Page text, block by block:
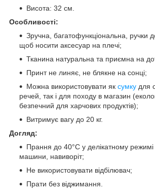
Висота: 32 см.
Особливості:
Зручна, багатофункціональна, ручки
щоб носити аксесуар на плечі;
Тканина натуральна та приємна на
Принт не линяє, не блякне на сонці;
Можна використовувати як сумку для
речей, так і для походу в магазин
безпечний для харчових продуктів);
Витримує вагу до 20 кг.
Догляд:
Прання до 40°C у делікатному режимі
машини, навиворіт;
Не використовувати відбілювач;
Прати без віджимання.